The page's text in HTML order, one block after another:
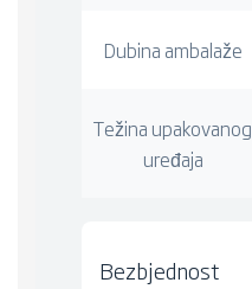
Dubina ambalaže
Težina upakovanog
uređaja
Bezbjednost